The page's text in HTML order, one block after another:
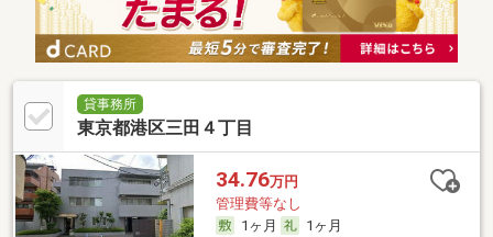
貸事務所
東京都港区三田４丁目
34.76万円
管理費等なし
1ヶ月
1ヶ月